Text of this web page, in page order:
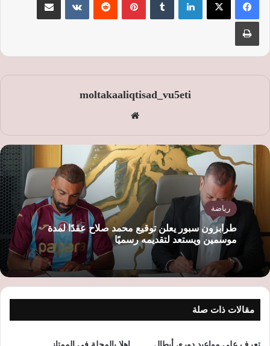
moltakaaliqtisad_vu5eti
الوي
ب
رياضة
طرابزون سبور يعلن توقيع محمد صلاح عقدًا لمدة
موسمين ويستعد لتقديمه رسميًا
مقالات ذات صلة